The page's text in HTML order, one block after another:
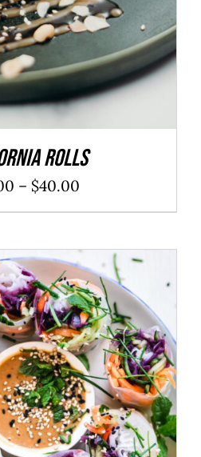
Rolls
– $40.00
/ DÉTAILS